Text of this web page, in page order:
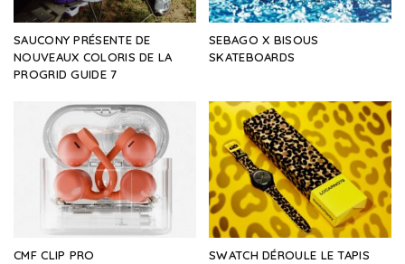
SAUCONY PRÉSENTE DE
NOUVEAUX COLORIS DE LA
PROGRID GUIDE 7
SEBAGO X BISOUS
SKATEBOARDS
CMF CLIP PRO
SWATCH DÉROULE LE TAPIS